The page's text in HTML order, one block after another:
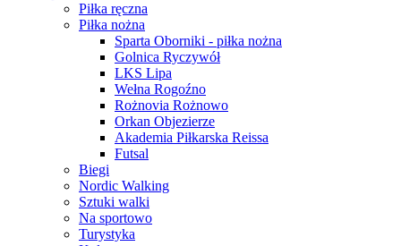
Piłka ręczna
Piłka nożna
Sparta Oborniki - piłka nożna
Golnica Ryczywół
LKS Lipa
Wełna Rogoźno
Rożnovia Rożnowo
Orkan Objezierze
Akademia Piłkarska Reissa
Futsal
Biegi
Nordic Walking
Sztuki walki
Na sportowo
Turystyka